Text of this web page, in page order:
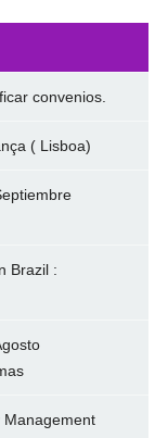
convenios.
( Lisboa)
Brazil :
Management